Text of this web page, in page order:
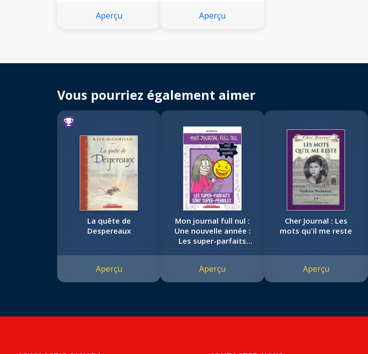
Aperçu Aperçu
Vous pourriez également aimer
La quête de
Despereaux
Aperçu
Mon journal full nul :
Une nouvelle année :
Les super-parfaits
Aperçu
Cher Journal : Les
mots qu'il me reste
Aperçu